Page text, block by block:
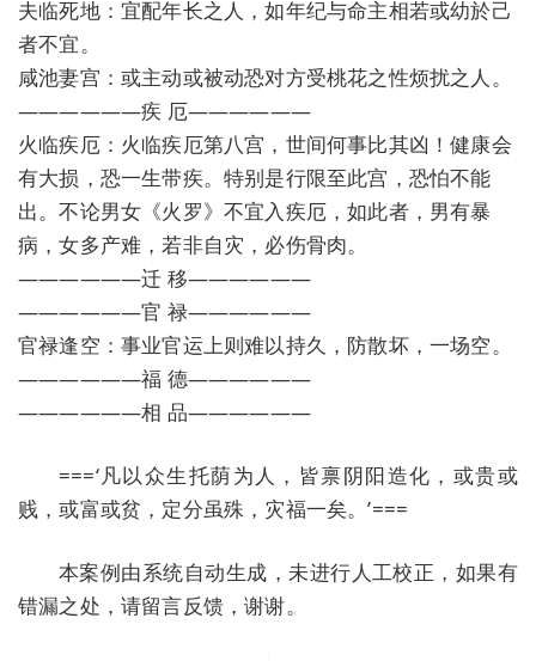
夫临死地：宜配年长之人，如年纪与命主相若或幼於己
者不宜。
咸池妻宫：或主动或被动恐对方受桃花之性烦扰之人。
——————疾 厄——————
火临疾厄：火临疾厄第八宫，世间何事比其凶！健康会
有大损，恐一生带疾。特别是行限至此宫，恐怕不能
出。不论男女《火罗》不宜入疾厄，如此者，男有暴
病，女多产难，若非自灾，必伤骨肉。
——————迁 移——————
——————官 禄——————
官禄逢空：事业官运上则难以持久，防散坏，一场空。
——————福 德——————
——————相 品——————
===‘凡以众生托荫为人，皆禀阴阳造化，或贵或
贱，或富或贫，定分虽殊，灾福一矣。’===
本案例由系统自动生成，未进行人工校正，如果有
错漏之处，请留言反馈，谢谢。